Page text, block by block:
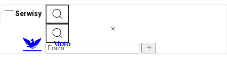
Serwisy
Moto